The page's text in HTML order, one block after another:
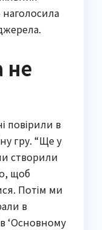
наголосила
не
повірили в
гру. “Ще у
створили
щоб
Потім ми
в
‘Основному